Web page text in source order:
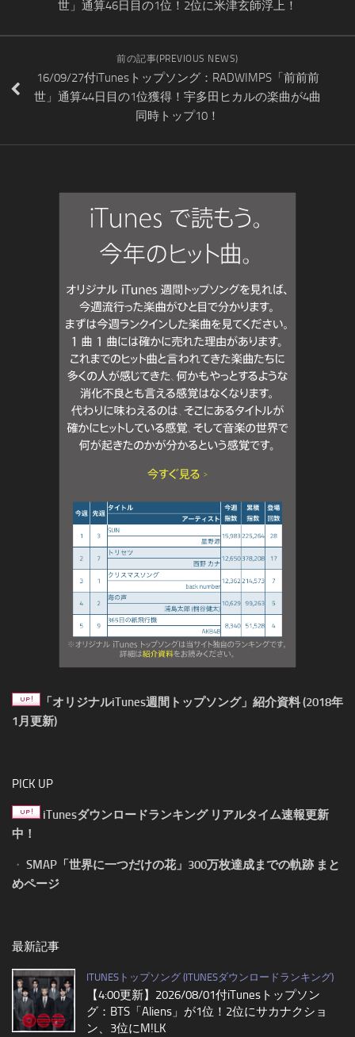
世」通算46日目の1位！2位に米津玄師浮上！
前の記事(PREVIOUS NEWS)
16/09/27付iTunesトップソング：RADWIMPS「前前前
世」通算44日目の1位獲得！宇多田ヒカルの楽曲が4曲
同時トップ10！
「オリジナルiTunes週間トップソング」紹介資料 (2018年
1月更新)
PICK UP
iTunesダウンロードランキング リアルタイム速報更新
中！
・ SMAP「世界に一つだけの花」300万枚達成までの軌跡 まと
めページ
最新記事
ITUNESトップソング (ITUNESダウンロードランキング)
【4:00更新】2026/08/01付iTunesトップソン
グ：BTS「Aliens」が1位！2位にサカナクショ
ン、3位にM!LK